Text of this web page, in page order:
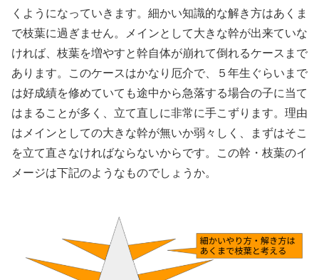
くようになっていきます。細かい知識的な解き方はあくま
で枝葉に過ぎません。メインとして大きな幹が出来ていな
ければ、枝葉を増やすと幹自体が崩れて倒れるケースまで
あります。このケースはかなり厄介で、５年生ぐらいまで
は好成績を修めていても途中から急落する場合の子に当て
はまることが多く、立て直しに非常に手こずります。理由
はメインとしての大きな幹が無いか弱々しく、まずはそこ
を立て直さなければならないからです。この幹・枝葉のイ
メージは下記のようなものでしょうか。